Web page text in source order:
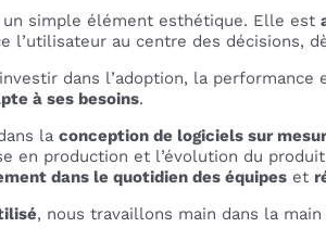
simple élément esthétique. Elle est
l’utilisateur au centre des décisions,
dans l’adoption, la
à ses besoins.
la conception de logiciels sur
en production et l’évolution du
dans le quotidien des équipes et
, nous travaillons main dans la